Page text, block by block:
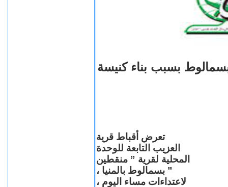
بسبب بناء كنيسة
تعرض أقباط قرية
العزيب التابعة للوحدة
المحلية لقرية ” منقطين
” بسمالوط بالمنيا ،
لاعتداءات مساء اليوم ،